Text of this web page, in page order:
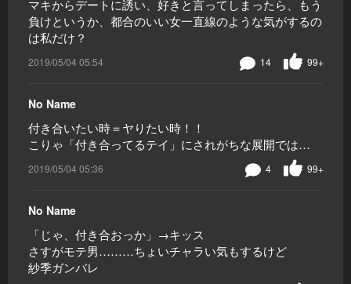
マキからデートに誘い、好きと言ってしまったら、もう
負けというか、都合のいい女一直線のような気がするの
は私だけ？
2019/05/04 05:54 99+
14
No Name
付き合いたい時＝ヤりたい時！！
こりゃ「付き合ってるテイ」にされがちな展開では…
2019/05/04 05:36 99+
4
No Name
「じゃ、付き合おっか」→キッス
さすがモテ男………ちょいチャラい気もするけど
紗季ガンバレ